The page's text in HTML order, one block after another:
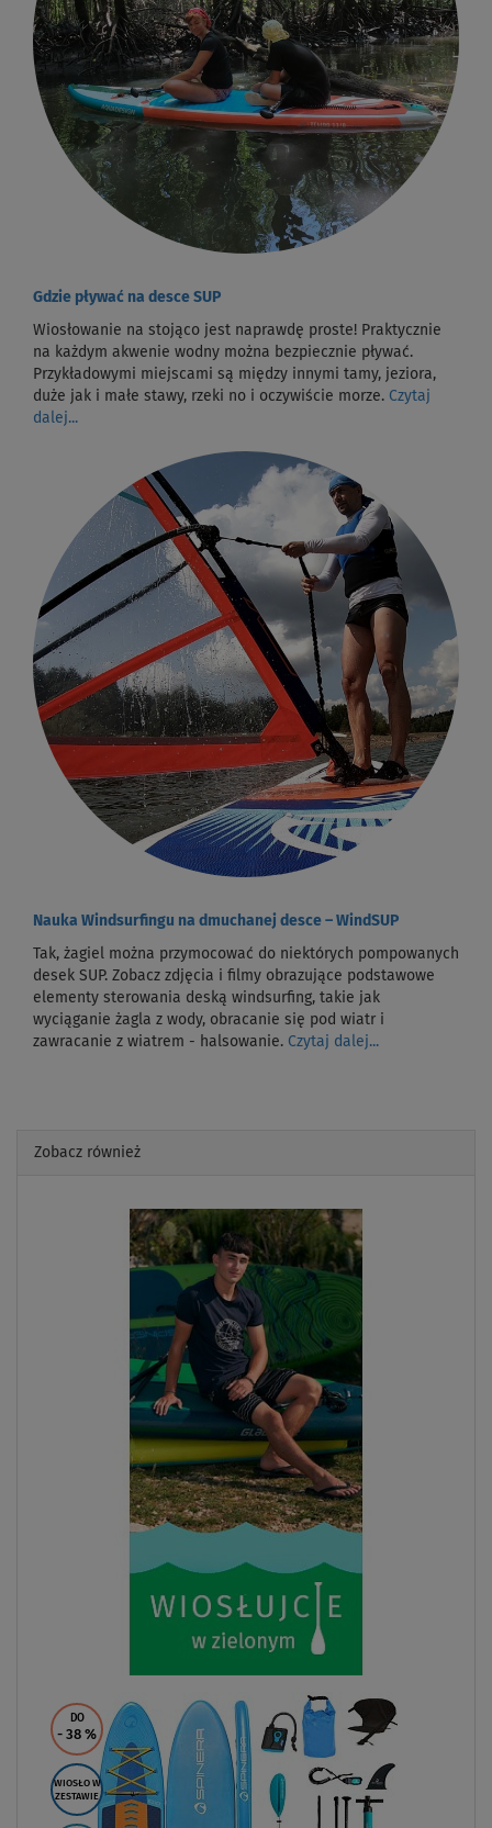
Gdzie pływać na desce SUP
Wiosłowanie na stojąco jest naprawdę proste! Praktycznie
na każdym akwenie wodny można bezpiecznie pływać.
Przykładowymi miejscami są między innymi tamy, jeziora,
duże jak i małe stawy, rzeki no i oczywiście morze. Czytaj
dalej...
Nauka Windsurfingu na dmuchanej desce – WindSUP
Tak, żagiel można przymocować do niektórych pompowanych
desek SUP. Zobacz zdjęcia i filmy obrazujące podstawowe
elementy sterowania deską windsurfing, takie jak
wyciąganie żagla z wody, obracanie się pod wiatr i
zawracanie z wiatrem - halsowanie. Czytaj dalej...
Zobacz również
DO
- 38 %
WIOSŁO W
ZESTAWIE
Previous